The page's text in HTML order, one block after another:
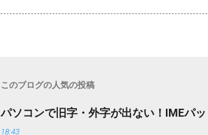
このブログの人気の投稿
パソコンで旧字・外字が出ない！IMEパ
18:43